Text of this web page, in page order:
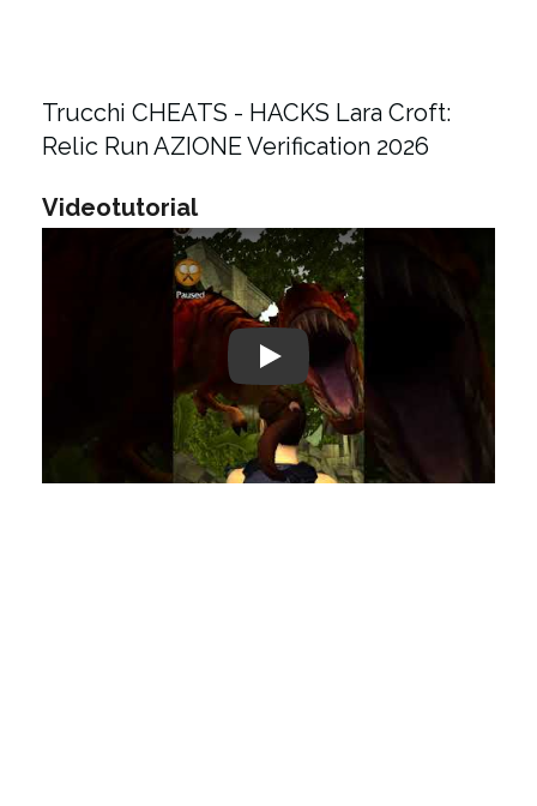
Trucchi CHEATS - HACKS Lara Croft:
Relic Run AZIONE Verification 2026
Videotutorial
Play: Keynote (Google I/O '18)